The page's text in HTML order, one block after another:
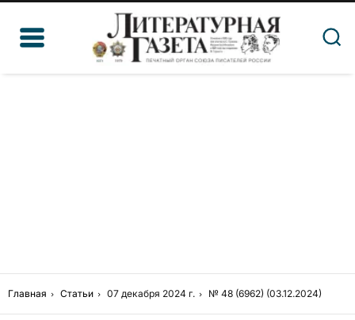
Главная Статьи 07 декабря 2024 г. № 48 (6962) (03.12.2024)